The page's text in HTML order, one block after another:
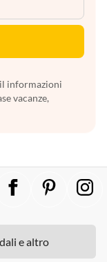
informazioni
vacanze,
e altro